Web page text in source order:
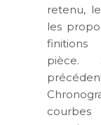
retenu,
les
pièce.